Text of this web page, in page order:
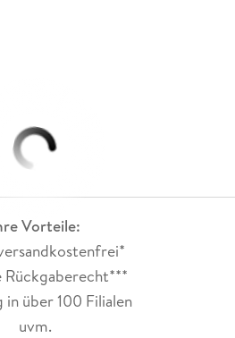
Vorteile:
Rückgaberecht***
in über 100 Filialen
uvm.